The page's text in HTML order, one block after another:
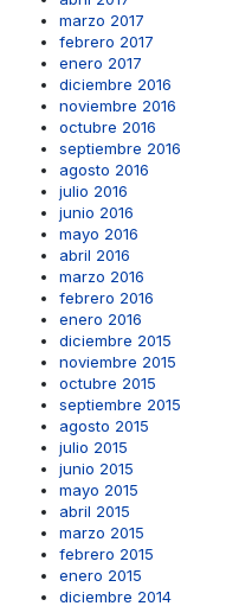
marzo 2017
febrero 2017
enero 2017
diciembre 2016
noviembre 2016
octubre 2016
septiembre 2016
agosto 2016
julio 2016
junio 2016
mayo 2016
abril 2016
marzo 2016
febrero 2016
enero 2016
diciembre 2015
noviembre 2015
octubre 2015
septiembre 2015
agosto 2015
julio 2015
junio 2015
mayo 2015
abril 2015
marzo 2015
febrero 2015
enero 2015
diciembre 2014